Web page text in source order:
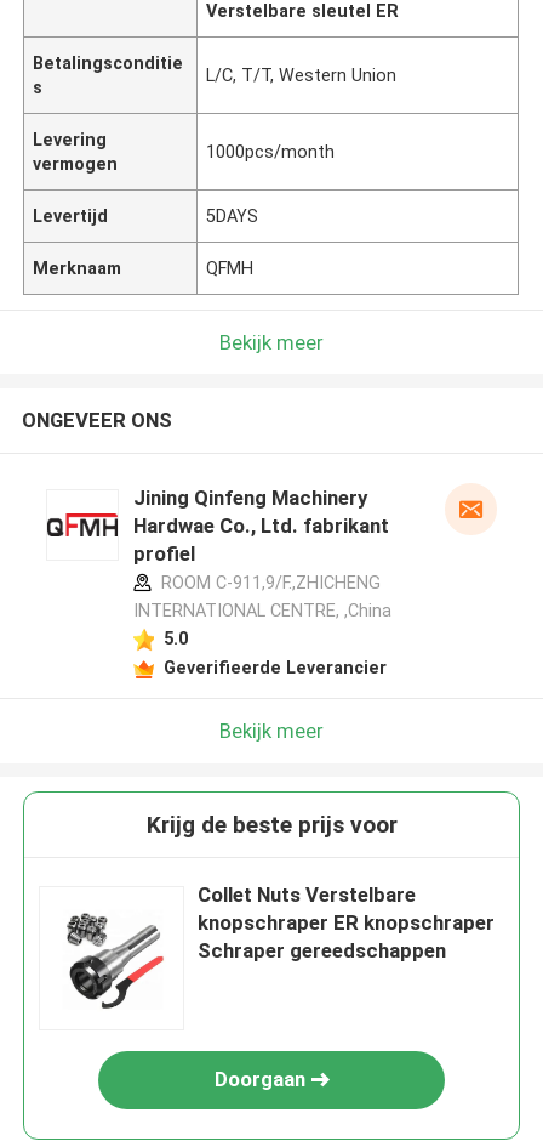
Verstelbare sleutel ER
Betalingsconditie
s
L/C, T/T, Western Union
Levering
vermogen
1000pcs/month
Levertijd 5DAYS
Merknaam QFMH
Bekijk meer
ONGEVEER ONS
Jining Qinfeng Machinery
Hardwae Co., Ltd. fabrikant
profiel
ROOM C-911,9/F.,ZHICHENG
INTERNATIONAL CENTRE, ,China
5.0
Geverifieerde Leverancier
Bekijk meer
Krijg de beste prijs voor
Collet Nuts Verstelbare
knopschraper ER knopschraper
Schraper gereedschappen
Doorgaan